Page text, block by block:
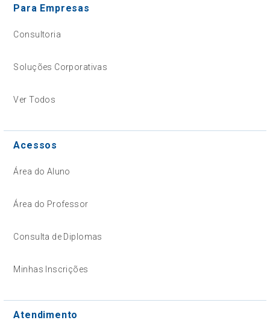
Para Empresas
Consultoria
Soluções Corporativas
Ver Todos
Acessos
Área do Aluno
Área do Professor
Consulta de Diplomas
Minhas Inscrições
Atendimento